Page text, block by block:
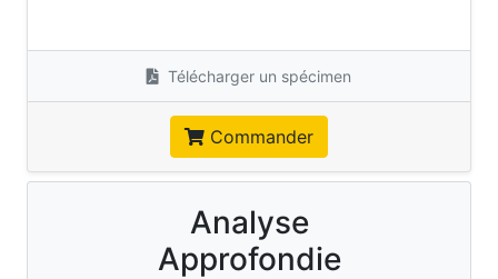
Télécharger un spécimen
Commander
Analyse
Approfondie